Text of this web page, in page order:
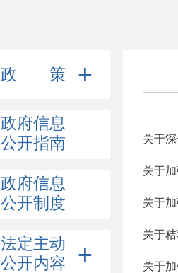
政 策
政府信息
公开指南
政府信息
公开制度
法定主动
公开内容
关于
关于
关于
关于
关于